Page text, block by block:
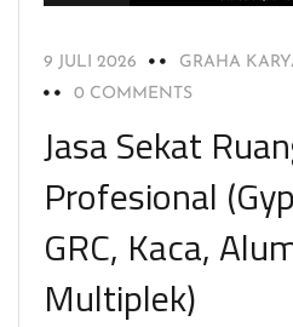
9 JULI 2026
GRAHA
0 COMMENTS
Jasa Sekat
Profesional
GRC, Kaca,
Multiplek)